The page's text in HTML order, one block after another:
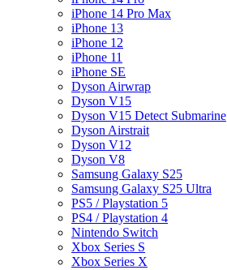
iPhone 14 Pro Max
iPhone 13
iPhone 12
iPhone 11
iPhone SE
Dyson Airwrap
Dyson V15
Dyson V15 Detect Submarine
Dyson Airstrait
Dyson V12
Dyson V8
Samsung Galaxy S25
Samsung Galaxy S25 Ultra
PS5 / Playstation 5
PS4 / Playstation 4
Nintendo Switch
Xbox Series S
Xbox Series X